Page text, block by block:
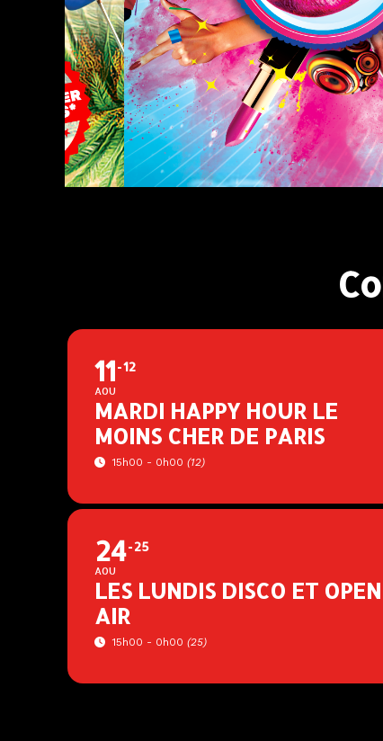
11
AOU
12
MARDI HAPPY HOUR LE
MOINS CHER DE PARIS
15h00 - 0h00 (12)
24
AOU
25
LES LUNDIS DISCO ET OPEN
AIR
15h00 - 0h00 (25)